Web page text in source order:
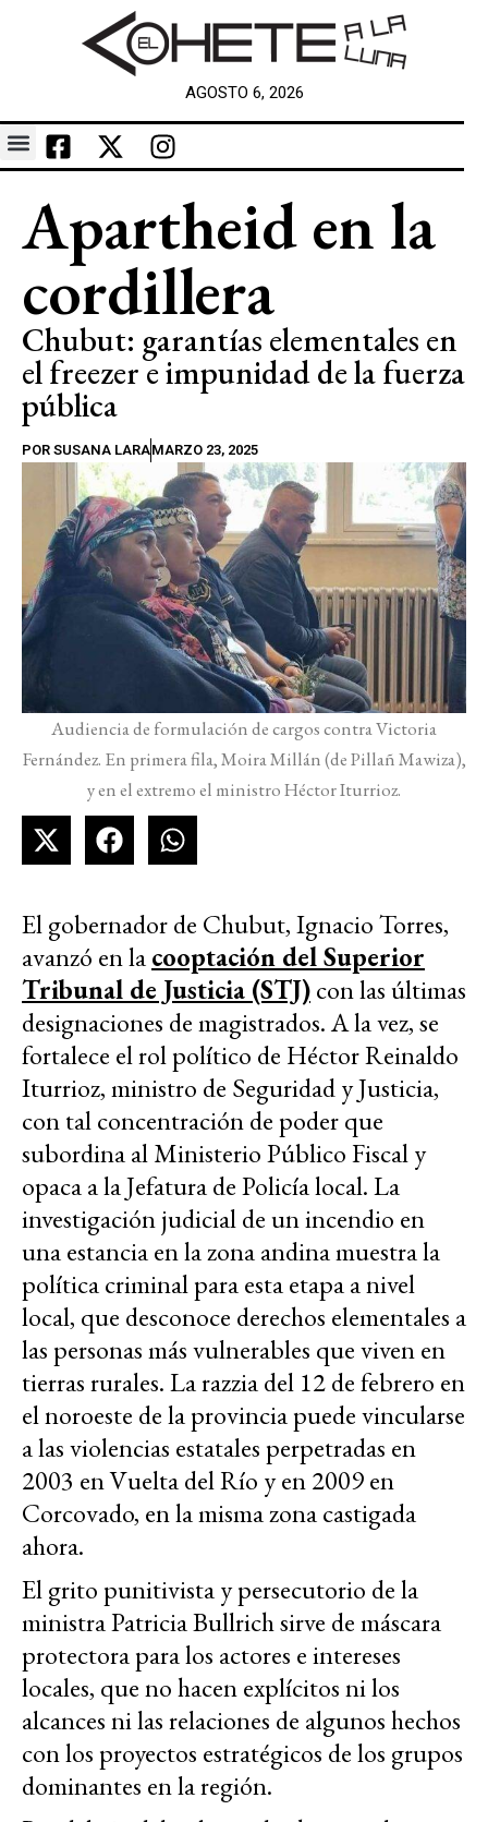
AGOSTO 6, 2026
Apartheid en la
cordillera
Chubut: garantías elementales en
el freezer e impunidad de la fuerza
pública
POR SUSANA LARAMARZO 23, 2025
Audiencia de formulación de cargos contra Victoria
Fernández. En primera fila, Moira Millán (de Pillañ Mawiza),
y en el extremo el ministro Héctor Iturrioz.
El gobernador de Chubut, Ignacio Torres,
avanzó en lacooptación del Superior
Tribunal de Justicia (STJ)con las últimas
designaciones de magistrados. A la vez, se
fortalece el rol político de Héctor Reinaldo
Iturrioz, ministro de Seguridad y Justicia,
con tal concentración de poder que
subordina al Ministerio Público Fiscal y
opaca a la Jefatura de Policía local. La
investigación judicial de un incendio en
una estancia en la zona andina muestra la
política criminal para esta etapa a nivel
local, que desconoce derechos elementales a
las personas más vulnerables que viven en
tierras rurales. La razzia del 12 de febrero en
el noroeste de la provincia puede vincularse
a las violencias estatales perpetradas en
2003 en Vuelta del Río y en 2009 en
Corcovado, en la misma zona castigada
ahora.
El grito punitivista y persecutorio de la
ministra Patricia Bullrich sirve de máscara
protectora para los actores e intereses
locales, que no hacen explícitos ni los
alcances ni las relaciones de algunos hechos
con los proyectos estratégicos de los grupos
dominantes en la región.